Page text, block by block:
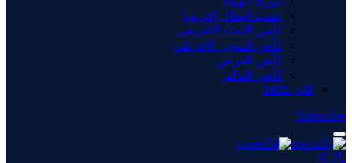
عصبة أبطال إفريقيا
كأس الاتحاد الأفريقي
كأس السوبر الإفريقي
كأس العرش
كأس العالم
كان 2025
Subscribe